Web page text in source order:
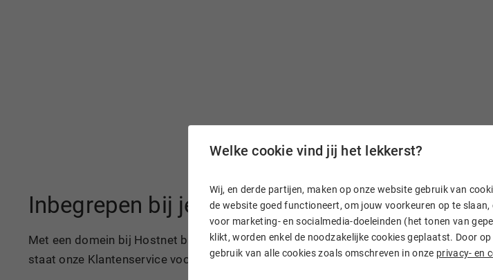
Welke cookie vind jij het lekkerst?
Wij, en derde partijen, maken op onze website gebruik van
de website goed functioneert, om jouw voorkeuren op te
voor marketing- en socialmedia-doeleinden (het tonen van
klikt, worden enkel de noodzakelijke cookies geplaatst. Door
gebruik van alle cookies zoals omschreven in onze privacy- en
Inbegrepen bij je domeinnaam
Met een domein bij Hostnet ben je razendsnel online. En heb je vragen? Dan
staat onze Klantenservice voor je klaar.